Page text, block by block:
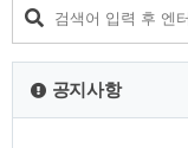
공지사항